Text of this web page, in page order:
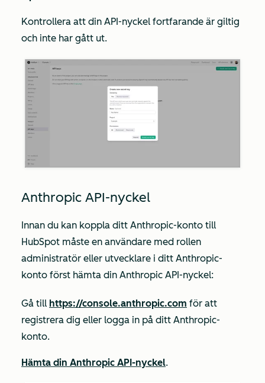
Kontrollera att din API-nyckel fortfarande är giltig
och inte har gått ut.
Anthropic API-nyckel
Innan du kan koppla ditt Anthropic-konto till
HubSpot måste en användare med rollen
administratör eller utvecklare i ditt Anthropic-
konto först hämta din Anthropic API-nyckel:
Gå till https://console.anthropic.com för att
registrera dig eller logga in på ditt Anthropic-
konto.
Hämta din Anthropic API-nyckel.